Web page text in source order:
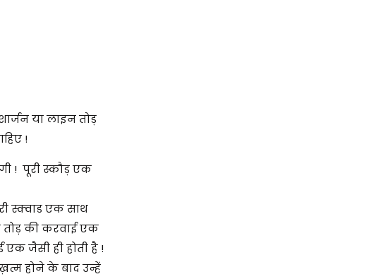
या लाइन तोड़
!
! पूरी स्कौड़ एक
स्क्वाड एक साथ
की करवाई एक
जैसी ही होती है !
होने के बाद उन्हें